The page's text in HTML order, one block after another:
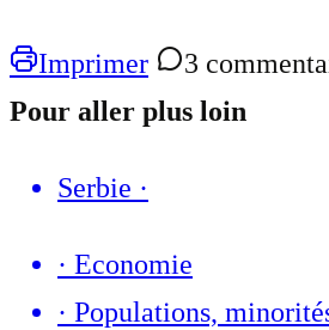
Imprimer
3
Pour aller plus loin
Serbie ·
· Economie
· Populations,